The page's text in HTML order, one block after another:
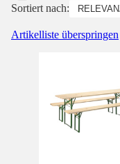
Sortiert nach:
Artikelliste überspringen